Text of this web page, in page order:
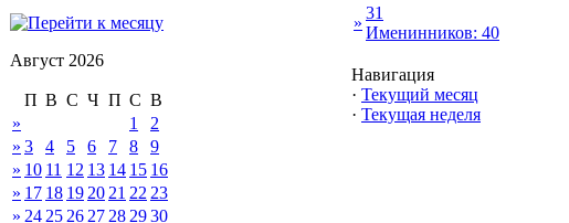
Август 2026
П В С Ч П С В
»
1
2
» 3 4 5 6 7 8
9
» 10 11 12 13 14 15 16
» 17 18 19 20 21 22 23
» 24 25 26 27 28 2930
»
31
Именинников: 40
Навигация
· Текущий месяц
· Текущая неделя